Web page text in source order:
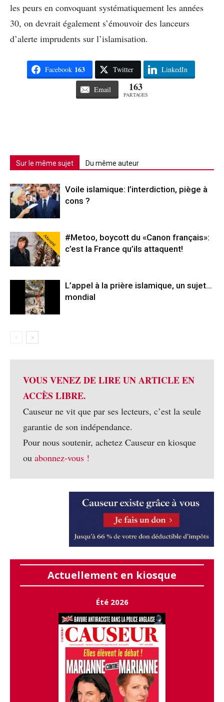
les peurs en convoquant systématiquement les années
30, on devrait également s’émouvoir des lanceurs
d’alerte imprudents sur l’islamisation.
Facebook 163 Twitter LinkedIn
Email 163
PARTAGES
Sur le même sujet Du même auteur
Voile islamique: l’interdiction, piège à
cons ?
Abonné
#Metoo, boycott du «Canon français»:
c’est la France qu’ils attaquent!
L’appel à la prière islamique, un sujet…
mondial
VOUS VENEZ DE LIRE UN ARTICLE EN
ACCÈS LIBRE.
Causeur ne vit que par ses lecteurs, c’est la seule
garantie de son indépendance.
Pour nous soutenir, achetez Causeur en kiosque
ou abonnez-vous !
Actuellement en kiosque
Été 2026